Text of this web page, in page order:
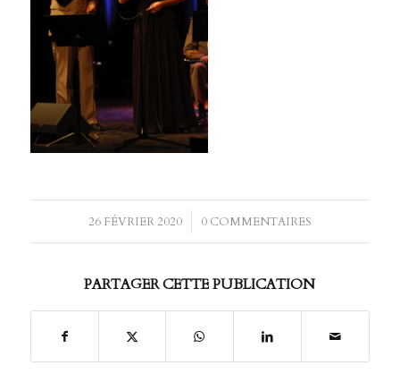
26 FÉVRIER 2020
/ 0 COMMENTAIRES
PARTAGER CETTE PUBLICATION